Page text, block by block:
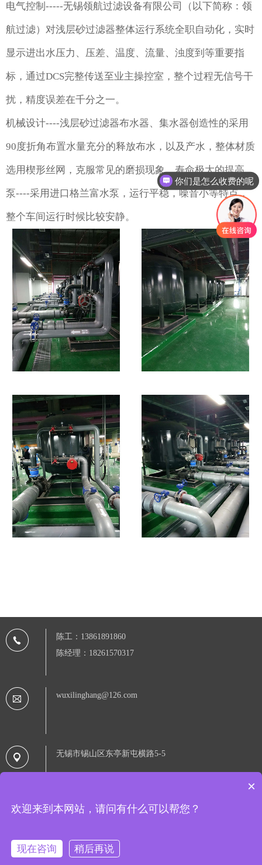
电气控制-----无锡领航过滤设备有限公司（以下简称：领
航过滤）对浅层砂过滤器整体运行系统全职自动化，实时
显示进出水压力、压差、温度、流量、浊度到等重要指
标，通过DCS完整传送至业主操控室，整个过程无信号干
扰，精度误差在千分之一。
机械设计----浅层砂过滤器布水器、集水器创造性的采用
90度折角布置水量充分的释放布水，以及产水，整体材质
选用楔形丝网，克服常见的磨损现象，寿命极大的提高。
泵----采用进口格兰富水泵，运行平稳，噪音小等特点，
整个车间运行时候比较安静。
陈工：13861891860
陈经理：18261570317
wuxilinghang@126.com
无锡市锡山区东亭新屯横路5-5
16054220号-4
友情链接：网站地图RSS
你们是怎么收费的呢
×
欢迎来到本网站，请问有什么可以帮您？
现在咨询 稍后再说